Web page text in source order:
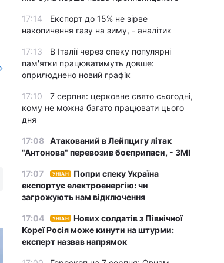
17:14
Експорт до 15% не зірве
накопичення газу на зиму, - аналітик
17:13
В Італії через спеку популярні
пам'ятки працюватимуть довше:
оприлюднено новий графік
17:10
7 серпня: церковне свято сьогодні,
кому не можна багато працювати цього
дня
17:08 Атакований в Лейпцигу літак
"Антонова" перевозив боєприпаси, - ЗМІ
17:07 УНІАН
Попри спеку Україна
експортує електроенергію: чи
загрожують нам відключення
17:04 УНІАН
Нових солдатів з Північної
Кореї Росія може кинути на штурми:
експерт назвав напрямок